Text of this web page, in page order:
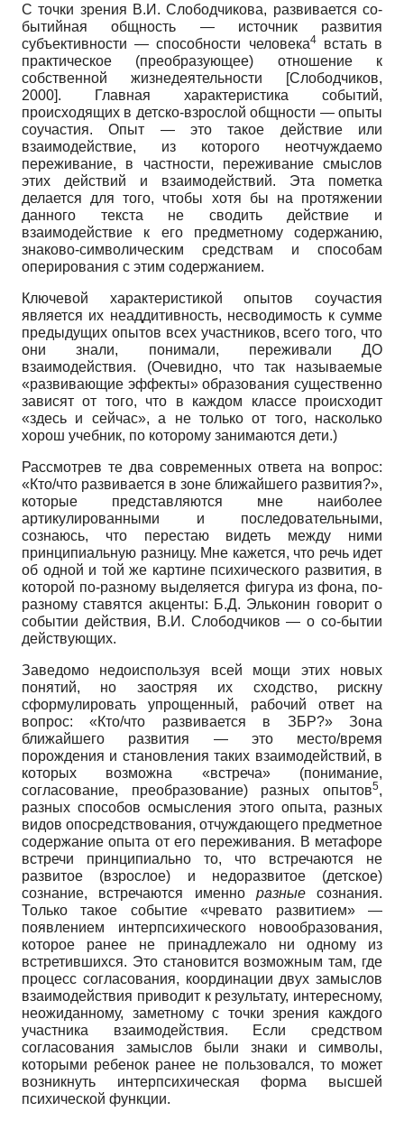
С точки зрения В.И. Слободчикова, развивается со-
бытийная общность — источник развития
субъективности — способности человека4встать в
практическое (преобразующее) отношение к
собственной жизнедеятельности
[Слободчиков,
2000]. Главная характеристика событий,
происходящих в детско-взрослой общности — опыты
соучастия. Опыт — это такое действие или
взаимодействие, из которого неотчуждаемо
переживание, в частности, переживание смыслов
этих действий и взаимодействий. Эта пометка
делается для того, чтобы хотя бы на протяжении
данного текста не сводить действие и
взаимодействие к его предметному содержанию,
знаково-символическим средствам и способам
оперирования с этим содержанием.
Ключевой характеристикой опытов соучастия
является их неаддитивность, несводимость к сумме
предыдущих опытов всех участников, всего того, что
они знали, понимали, переживали ДО
взаимодействия. (Очевидно, что так называемые
«развивающие эффекты» образования существенно
зависят от того, что в каждом классе происходит
«здесь и сейчас», а не только от того, насколько
хорош учебник, по которому занимаются дети.)
Рассмотрев те два современных ответа на вопрос:
«Кто/что развивается в зоне ближайшего развития?»,
которые представляются мне наиболее
артикулированными и последовательными,
сознаюсь, что перестаю видеть между ними
принципиальную разницу. Мне кажется, что речь идет
об одной и той же картине психического развития, в
которой по-разному выделяется фигура из фона, по-
разному ставятся акценты: Б.Д. Эльконин говорит о
событии действия, В.И. Слободчиков — о со-бытии
действующих.
Заведомо недоиспользуя всей мощи этих новых
понятий, но заостряя их сходство, рискну
сформулировать упрощенный, рабочий ответ на
вопрос: «Кто/что развивается в ЗБР?» Зона
ближайшего развития — это место/время
порождения и становления таких взаимодействий, в
которых возможна «встреча» (понимание,
согласование, преобразование) разных опытов5,
разных способов осмысления этого опыта, разных
видов опосредствования, отчуждающего предметное
содержание опыта от его переживания. В метафоре
встречи принципиально то, что встречаются не
развитое (взрослое) и недоразвитое (детское)
сознание, встречаются именно разныесознания.
Только такое событие «чревато развитием» —
появлением интерпсихического новообразования,
которое ранее не принадлежало ни одному из
встретившихся. Это становится возможным там, где
процесс согласования, координации двух замыслов
взаимодействия приводит к результату, интересному,
неожиданному, заметному с точки зрения каждого
участника взаимодействия. Если средством
согласования замыслов были знаки и символы,
которыми ребенок ранее не пользовался, то может
возникнуть интерпсихическая форма высшей
психической функции.